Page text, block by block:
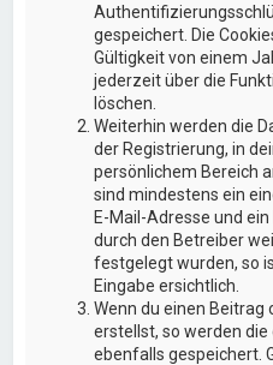
gespeichert. Die
Gültigkeit von einem
jederzeit über die
löschen.
Weiterhin werden die
der Registrierung, in
persönlichem Bereich
sind mindestens ein
E-Mail-Adresse und
durch den Betreiber
festgelegt wurden, so
Eingabe ersichtlich.
Wenn du einen Beitrag
erstellst, so werden
ebenfalls gespeichert.